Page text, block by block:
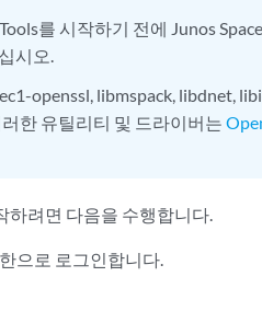
를 시작하기 전에 Junos
시오.
openssl, libmspack, libdnet,
한 유틸리티 및 드라이버는
하려면 다음을 수행합니다.
으로 로그인합니다.